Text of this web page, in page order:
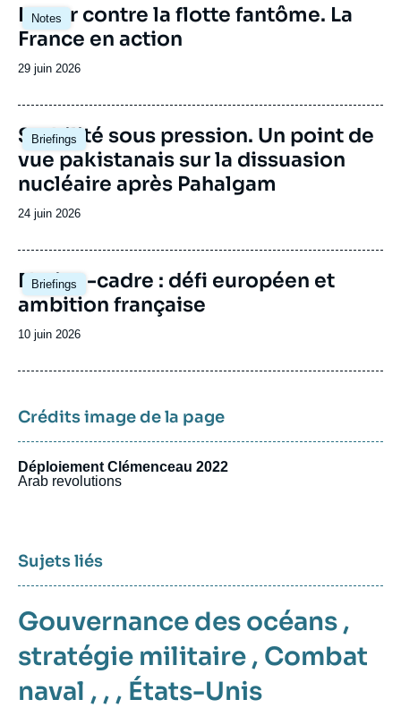
Notes
Image
principale
Lutter contre la flotte fantôme. La
France en action
Date
publication
29 juin 2026
Briefings
Image
principale
Stabilité sous pression. Un point de
vue pakistanais sur la dissuasion
nucléaire après Pahalgam
Date
publication
24 juin 2026
Briefings
Image
principale
Nation-cadre : défi européen et
ambition française
Date
publication
10 juin 2026
Crédits image de la page
Déploiement Clémenceau 2022
Arab revolutions
Sujets liés
Gouvernance des océans ,
stratégie militaire , Combat
naval , , , États-Unis